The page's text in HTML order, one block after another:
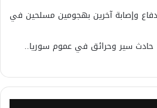
وإصابة آخرين بهجومين مسلحين في
3 وفيات و21 مصابا في 18 حادث سير وحرائق في عموم سوريا..